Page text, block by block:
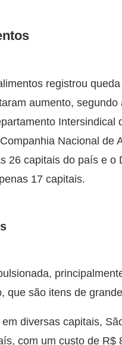
registrou
aumento,
Nacional de
26 capitais do país e
17 capitais.
que são itens de
diversas capitais,
com um custo de R$